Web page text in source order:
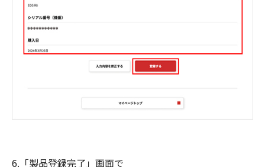
6.「製品登録完了」画面で